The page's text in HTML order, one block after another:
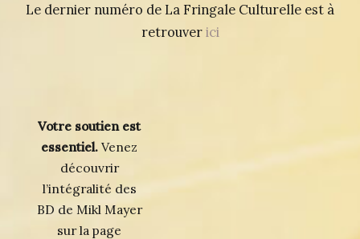
Le dernier numéro de La Fringale Culturelle est à
retrouver ici
Votre soutien est
essentiel. Venez
découvrir
l’intégralité des
BD de Mikl Mayer
sur la page